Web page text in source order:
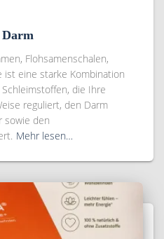
Darm
Flohsamenschalen,
ist eine starke Kombination
die Ihre
reguliert, den Darm
sowie den
Mehr lesen…